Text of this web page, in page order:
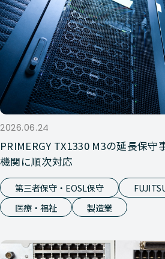
2026.06.24
PRIMERGY TX1330 M3の延長保守
機関に順次対応
第三者保守・EOSL保守
医療・福祉
製造業